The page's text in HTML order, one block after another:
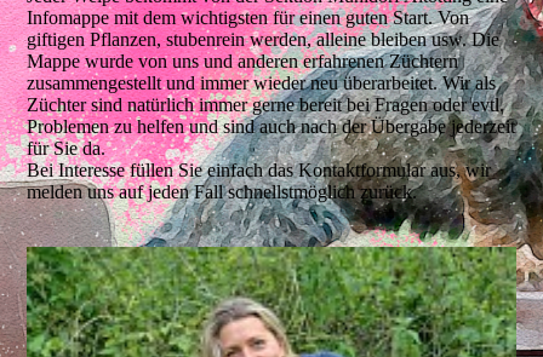
Infomappe mit dem wichtigsten für einen guten Start. Von
giftigen Pflanzen, stubenrein werden, alleine bleiben usw. Die
Mappe wurde von uns und anderen erfahrenen Züchtern
zusammengestellt und immer wieder neu überarbeitet. Wir als
Züchter sind natürlich immer gerne bereit bei Fragen oder evtl.
Problemen zu helfen und sind auch nach der Übergabe jederzeit
für Sie da.
Bei Interesse füllen Sie einfach das Kontaktformular aus, wir
melden uns auf jeden Fall schnellstmöglich zurück.